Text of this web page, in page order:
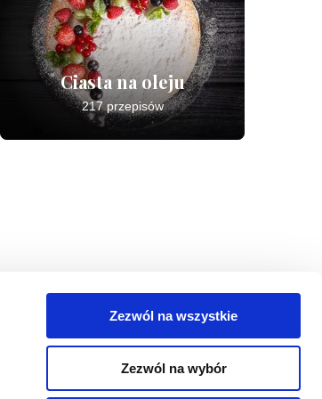
Zezwól na wszystkie
Zezwól na wybór
Ciasta na oleju
217 przepisów